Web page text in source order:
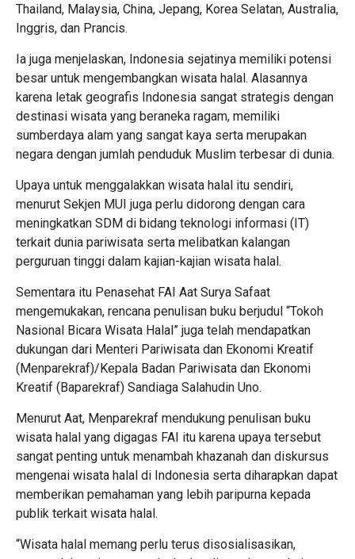
Thailand, Malaysia, China, Jepang, Korea Selatan, Australia,
Inggris, dan Prancis.
Ia juga menjelaskan, Indonesia sejatinya memiliki potensi
besar untuk mengembangkan wisata halal. Alasannya
karena letak geografis Indonesia sangat strategis dengan
destinasi wisata yang beraneka ragam, memiliki
sumberdaya alam yang sangat kaya serta merupakan
negara dengan jumlah penduduk Muslim terbesar di dunia.
Upaya untuk menggalakkan wisata halal itu sendiri,
menurut Sekjen MUI juga perlu didorong dengan cara
meningkatkan SDM di bidang teknologi informasi (IT)
terkait dunia pariwisata serta melibatkan kalangan
perguruan tinggi dalam kajian-kajian wisata halal.
Sementara itu Penasehat FAI Aat Surya Safaat
mengemukakan, rencana penulisan buku berjudul “Tokoh
Nasional Bicara Wisata Halal” juga telah mendapatkan
dukungan dari Menteri Pariwisata dan Ekonomi Kreatif
(Menparekraf)/Kepala Badan Pariwisata dan Ekonomi
Kreatif (Baparekraf) Sandiaga Salahudin Uno.
Menurut Aat, Menparekraf mendukung penulisan buku
wisata halal yang digagas FAI itu karena upaya tersebut
sangat penting untuk menambah khazanah dan diskursus
mengenai wisata halal di Indonesia serta diharapkan dapat
memberikan pemahaman yang lebih paripurna kepada
publik terkait wisata halal.
“Wisata halal memang perlu terus disosialisasikan,